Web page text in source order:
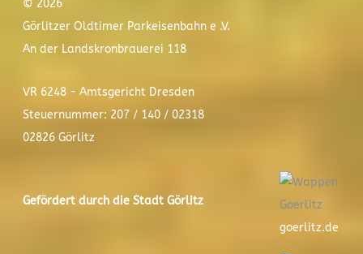
© 2026
Görlitzer Oldtimer Parkeisenbahn e .V.
An der Landskronbrauerei 118
VR 6248 - Amtsgericht Dresden
Steuernummer: 207 / 140 / 02318
02826 Görlitz
Gefördert durch die Stadt Görlitz
goerlitz.de